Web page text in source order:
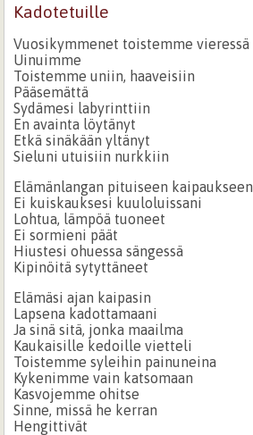
Kadotetuille
Vuosikymmenet toistemme vieressä
Uinuimme
Toistemme uniin, haaveisiin
Pääsemättä
Sydämesi labyrinttiin
En avainta löytänyt
Etkä sinäkään yltänyt
Sieluni utuisiin nurkkiin
Elämänlangan pituiseen kaipaukseen
Ei kuiskauksesi kuuloluissani
Lohtua, lämpöä tuoneet
Ei sormieni päät
Hiustesi ohuessa sängessä
Kipinöitä sytyttäneet
Elämäsi ajan kaipasin
Lapsena kadottamaani
Ja sinä sitä, jonka maailma
Kaukaisille kedoille vietteli
Toistemme syleihin painuneina
Kykenimme vain katsomaan
Kasvojemme ohitse
Sinne, missä he kerran
Hengittivät